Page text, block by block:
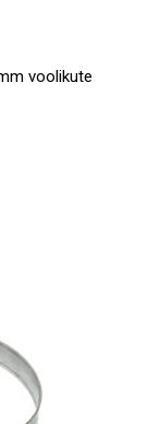
voolikute